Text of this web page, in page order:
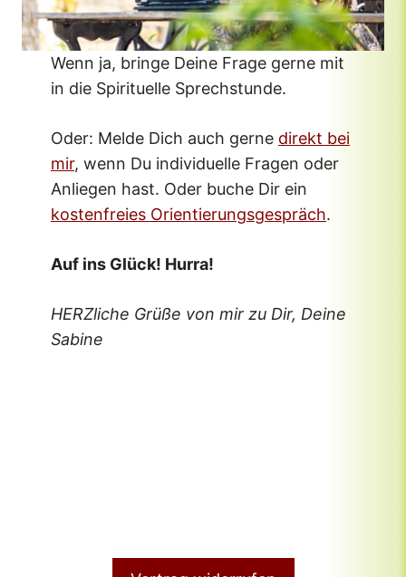
Wenn ja, bringe Deine Frage gerne mit
in die Spirituelle Sprechstunde.
Oder: Melde Dich auch gerne direkt bei
mir, wenn Du individuelle Fragen oder
Anliegen hast. Oder buche Dir ein
kostenfreies Orientierungsgespräch.
Auf ins Glück! Hurra!
HERZliche Grüße von mir zu Dir, Deine
Sabine